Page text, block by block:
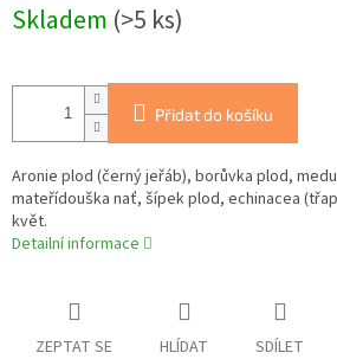
cena:
Skladem (>5 ks)
Přidat do košíku
Aronie plod (černý jeřáb), borůvka plod,
mateřídouška nať, šípek plod, echinacea
květ.
Detailní informace
ZEPTAT SE HLÍDAT SDÍLET